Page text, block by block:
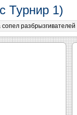
Турнир 1)
сопел разбрызгивателей